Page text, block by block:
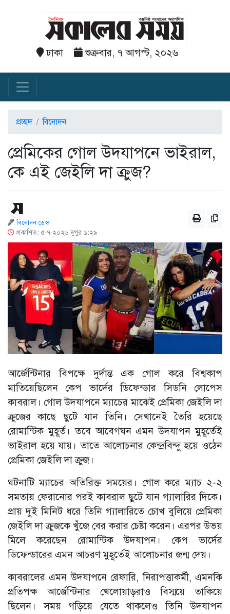
ঢাকা শুক্রবার, ৭ আগস্ট, ২০২৬
প্রচ্ছদ বিনোদন
প্রেমিকের গোল উদযাপনে ভাইরাল,
কে এই জেইলি দা ক্রুজ?
বিনোদন ডেস্ক
প্রকাশিত: ৫-৭-২০২৬ দুপুর ১:২৯
আর্জেন্টিনার বিপক্ষে দুর্দান্ত এক গোল করে বিশ্বকাপ
মাতিয়েছিলেন কেপ ভার্দের ডিফেন্ডার সিডনি লোপেস
কাবরাল। গোল উদযাপনে ম্যাচের মাঝেই প্রেমিকা জেইলি দা
ক্রুজের কাছে ছুটে যান তিনি। সেখানেই তৈরি হয়েছে
রোমান্টিক মুহূর্ত। তবে আবেগঘন এমন উদযাপন মুহূর্তেই
ভাইরাল হয়ে যায়। তাতে আলোচনার কেন্দ্রবিন্দু হয়ে ওঠেন
প্রেমিকা জেইলি দা ক্রুজ।
ঘটনাটি ম্যাচের অতিরিক্ত সময়ের। গোল করে ম্যাচ ২-২
সমতায় ফেরানোর পরই কাবরাল ছুটে যান গ্যালারির দিকে।
প্রায় দুই মিনিট ধরে তিনি গ্যালারিতে চোখ বুলিয়ে প্রেমিকা
জেইলি দা ক্রুজকে খুঁজে বের করার চেষ্টা করেন। এরপর উভয়
মিলে করেছেন রোমান্টিক উদযাপন। কেপ ভার্দের
ডিফেন্ডারের এমন আচরণ মুহূর্তেই আলোচনার জন্ম দেয়।
কাবরালের এমন উদযাপনে রেফারি, নিরাপত্তাকর্মী, এমনকি
প্রতিপক্ষ আর্জেন্টিনার খেলোয়াড়রাও বিস্ময়ে তাকিয়ে
ছিলেন। সময় গড়িয়ে যেতে থাকলেও তিনি উদযাপন